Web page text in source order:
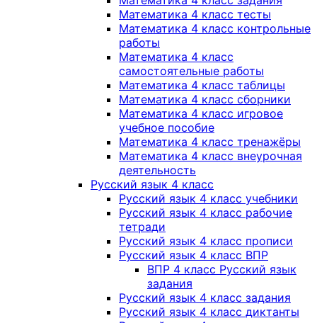
Математика 4 класс тесты
Математика 4 класс контрольные
работы
Математика 4 класс
самостоятельные работы
Математика 4 класс таблицы
Математика 4 класс сборники
Математика 4 класс игровое
учебное пособие
Математика 4 класс тренажёры
Математика 4 класс внеурочная
деятельность
Русский язык 4 класс
Русский язык 4 класс учебники
Русский язык 4 класс рабочие
тетради
Русский язык 4 класс прописи
Русский язык 4 класс ВПР
ВПР 4 класс Русский язык
задания
Русский язык 4 класс задания
Русский язык 4 класс диктанты